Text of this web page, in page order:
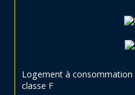
Logement à consommation
classe F